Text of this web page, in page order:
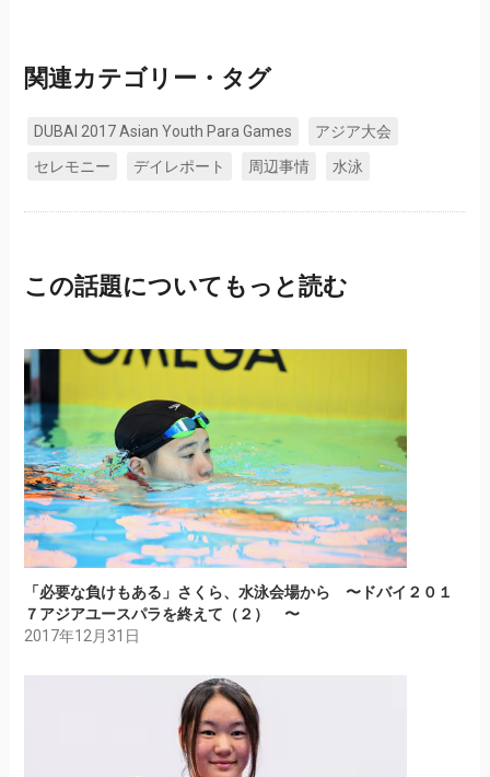
関連カテゴリー・タグ
DUBAI 2017 Asian Youth Para Games
アジア大会
セレモニー
デイレポート 周辺事情 水泳
この話題についてもっと読む
「必要な負けもある」さくら、水泳会場から 〜ドバイ２０１
７アジアユースパラを終えて（２） 〜
2017年12月31日